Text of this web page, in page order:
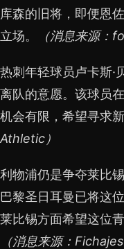
库森的旧将，即便恩
立场。
（消息来源：
热刺年轻球员卢卡斯·
离队的意愿。该球员
机会有限，希望寻求新
Athletic）
利物浦仍是争夺莱比
巴黎圣日耳曼已将这
莱比锡方面希望这位
（消息来源：Fichajes